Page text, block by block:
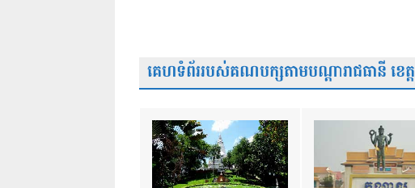
គេហទំព័ររបស់គណបក្សតាមបណ្តារាជធានី ខេត្ត